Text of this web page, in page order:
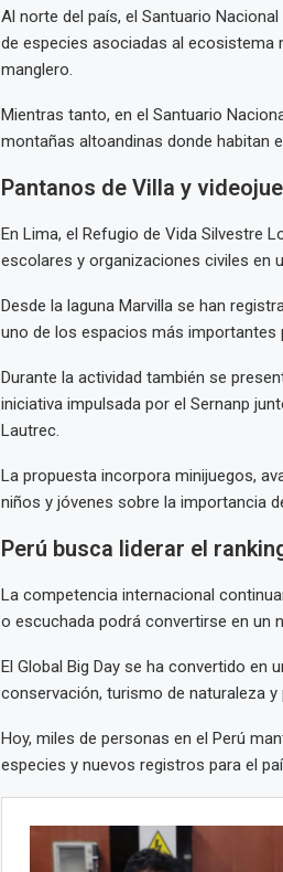
Al norte del país, el Santuario
de especies asociadas al ecosistema
manglero.
Mientras tanto, en el Santuario
montañas altoandinas donde habitan
Pantanos de Villa y
En Lima, el Refugio de Vida Silvestre
escolares y organizaciones civiles en
Desde la laguna Marvilla se han
uno de los espacios más importantes
Durante la actividad también se
iniciativa impulsada por el Sernanp
Lautrec.
La propuesta incorpora minijuegos,
niños y jóvenes sobre la importancia
Perú busca liderar el
La competencia internacional
o escuchada podrá convertirse en un
El Global Big Day se ha convertido
conservación, turismo de naturaleza
Hoy, miles de personas en el Perú
especies y nuevos registros para el